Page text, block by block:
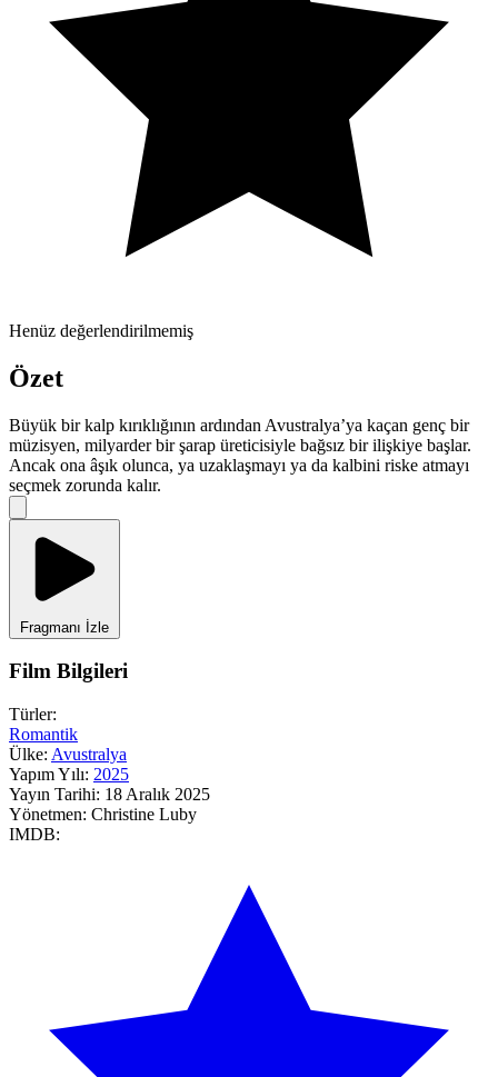
Henüz değerlendirilmemiş
Özet
Büyük bir kalp kırıklığının ardından Avustralya’ya kaçan genç bir
müzisyen, milyarder bir şarap üreticisiyle bağsız bir ilişkiye başlar.
Ancak ona âşık olunca, ya uzaklaşmayı ya da kalbini riske atmayı
seçmek zorunda kalır.
Fragmanı İzle
Film Bilgileri
Türler:
Romantik
Ülke: Avustralya
Yapım Yılı: 2025
Yayın Tarihi: 18 Aralık 2025
Yönetmen: Christine Luby
IMDB: